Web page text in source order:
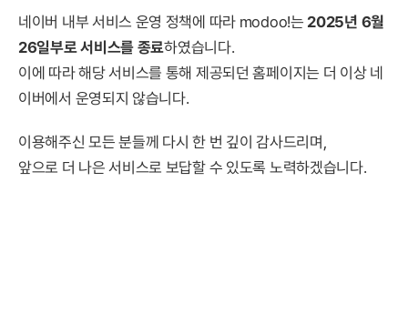
네이버 내부 서비스 운영 정책에 따라 modoo!는 2025년 6월
26일부로 서비스를 종료하였습니다.
이에 따라 해당 서비스를 통해 제공되던 홈페이지는 더 이상 네
이버에서 운영되지 않습니다.
이용해주신 모든 분들께 다시 한 번 깊이 감사드리며,
앞으로 더 나은 서비스로 보답할 수 있도록 노력하겠습니다.